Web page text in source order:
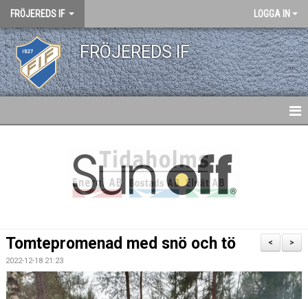
FRÖJEREDS IF LOGGA IN
FRÖJEREDS IF
DOKUMENT
MATCHER
>
<
Tomtepromenad med snö och tö
2022-12-18 21:23